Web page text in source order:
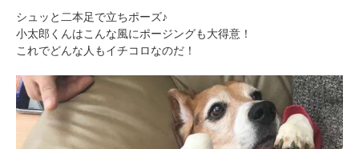
シュッと二本足で立ちポーズ♪
小太郎くんはこんな風にポージングも大得意！
これでどんな人もイチコロなのだ！